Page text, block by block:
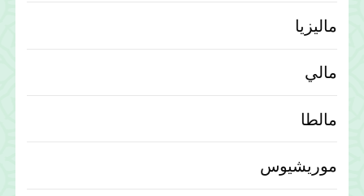
ماليزيا
مالي
مالطا
موريشيوس